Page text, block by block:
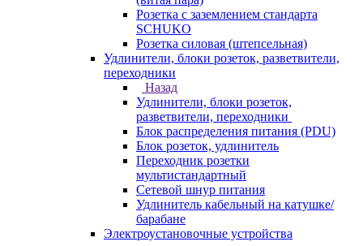
Розетка с заземлением стандарта
SCHUKO
Розетка силовая (штепсельная)
Удлинители, блоки розеток, разветвители,
переходники
Назад
Удлинители, блоки розеток,
разветвители, переходники
Блок распределения питания (PDU)
Блок розеток, удлинитель
Переходник розетки
мультистандартный
Сетевой шнур питания
Удлинитель кабельный на катушке/
барабане
Электроустановочные устройства